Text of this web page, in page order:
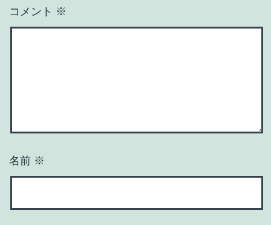
コメント ※
名前 ※